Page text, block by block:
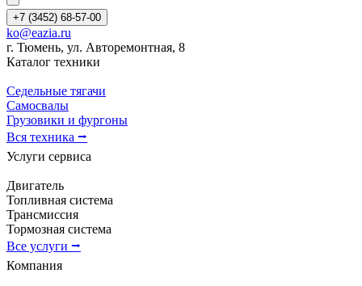
+7 (3452) 68-57-00
ko@eazia.ru
г. Тюмень, ул. Авторемонтная, 8
Каталог техники
Седельные тягачи
Самосвалы
Грузовики и фургоны
Вся техника ⭢
Услуги сервиса
Двигатель
Топливная система
Трансмиссия
Тормозная система
Все услуги ⭢
Компания